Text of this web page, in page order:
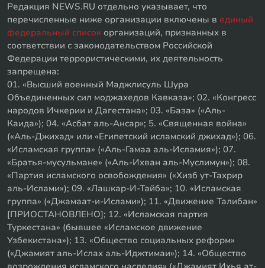
Редакция NEWS.RU отдельно указывает, что
перечисленные ниже организации включены в единый
федеральный список организаций, признанных в
соответствии с законодательством Российской
Федерации террористическими, их деятельность
запрещена:
01. «Высший военный Маджлисуль Шура
Объединенных сил моджахедов Кавказа»; 02. «Конгресс
народов Ичкерии и Дагестана»; 03. «База» («Аль-
Каида»); 04. «Асбат аль-Ансар»; 5. «Священная война»
(«Аль-Джихад» или «Египетский исламский джихад»); 06.
«Исламская группа» («Аль-Гамаа аль-Исламия»); 07.
«Братья-мусульмане» («Аль-Ихван аль-Муслимун»); 08.
«Партия исламского освобождения» («Хизб ут-Тахрир
аль-Ислами»); 09. «Лашкар-И-Тайба»; 10. «Исламская
группа» («Джамаат-и-Ислами»); 11. «Движение Талибан»
[ПРИОСТАНОВЛЕНО]; 12. «Исламская партия
Туркестана» (бывшее «Исламское движение
Узбекистана»); 13. «Общество социальных реформ»
(«Джамият аль-Ислах аль-Иджтимаи»); 14. «Общество